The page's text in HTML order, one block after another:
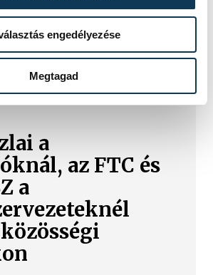
engedélyezése
MegtagadCIKKEK
a
az FTC és
a